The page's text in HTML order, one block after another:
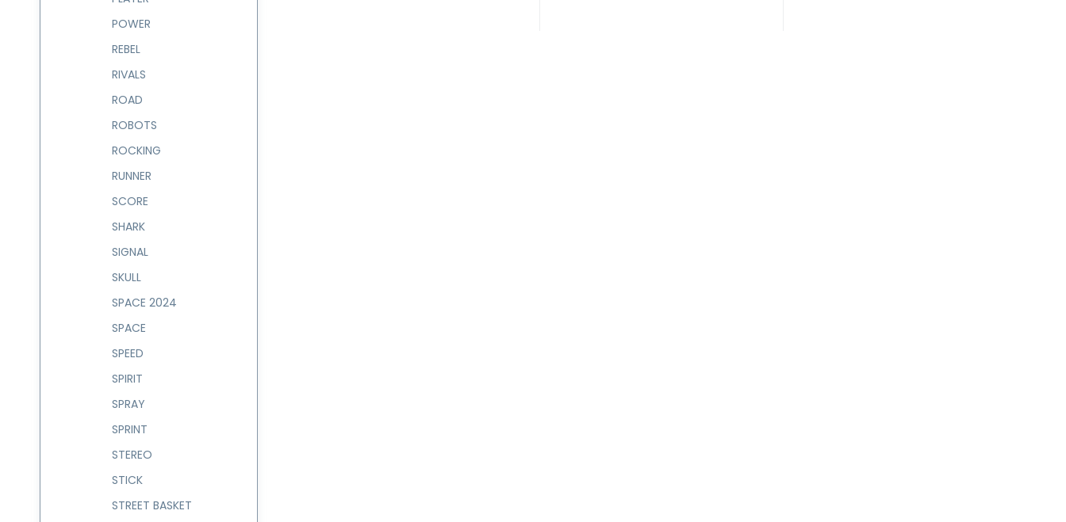
POWER
REBEL
RIVALS
ROAD
ROBOTS
ROCKING
RUNNER
SCORE
SHARK
SIGNAL
SKULL
SPACE 2024
SPACE
SPEED
SPIRIT
SPRAY
SPRINT
STEREO
STICK
STREET BASKET